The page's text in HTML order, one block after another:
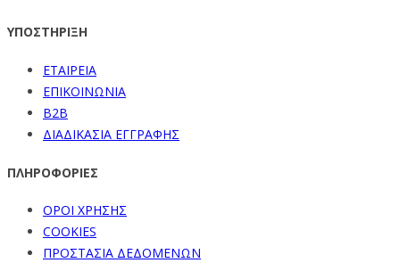
ΥΠΟΣΤΗΡΙΞΗ
ΕΤΑΙΡΕΙΑ
ΕΠΙΚΟΙΝΩΝΙΑ
B2B
ΔΙΑΔΙΚΑΣΙΑ ΕΓΓΡΑΦΗΣ
ΠΛΗΡΟΦΟΡΙΕΣ
ΟΡΟΙ ΧΡΗΣΗΣ
COOKIES
ΠΡΟΣΤΑΣΙΑ ΔΕΔΟΜΕΝΩΝ